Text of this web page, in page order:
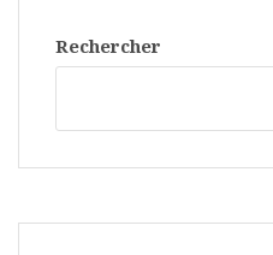
Rechercher